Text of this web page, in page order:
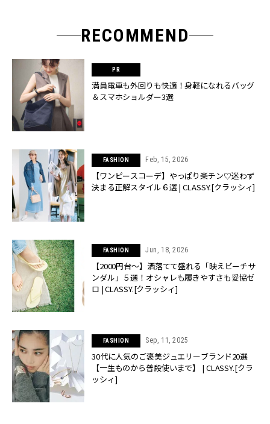
RECOMMEND
満員電車も外回りも快適！身軽になれるバッグ
＆スマホショルダー3選
FASHION Feb, 15, 2026
【ワンピースコーデ】やっぱり楽チン♡迷わず
決まる正解スタイル６選 | CLASSY.[クラッシィ]
FASHION Jun, 18, 2026
【2000円台〜】洒落てて盛れる「映えビーチサ
ンダル」５選！オシャレも履きやすさも妥協ゼ
ロ | CLASSY.[クラッシィ]
FASHION Sep, 11, 2025
30代に人気のご褒美ジュエリーブランド20選
【一生ものから普段使いまで】 | CLASSY.[クラ
ッシィ]